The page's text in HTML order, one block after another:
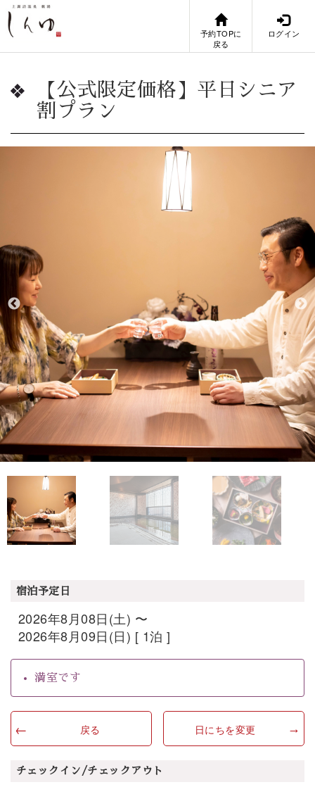
予約TOPに
戻る
ログイン
【公式限定価格】平日シニア
割プラン
宿泊予定日
2026年8月08日(土) 〜
2026年8月09日(日) [ 1泊 ]
満室です
戻る 日にちを変更
チェックイン/チェックアウト